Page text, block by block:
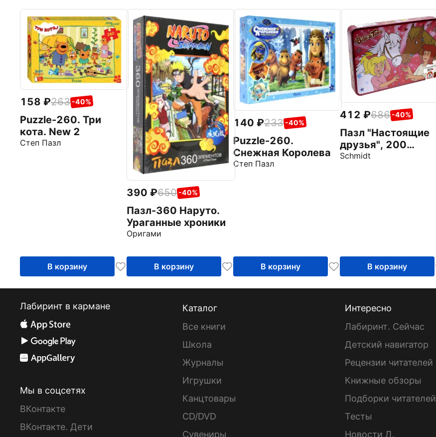
158 263 -40%
Puzzle-260. Три
кота. New 2
Степ Пазл
В корзину
390 650 -40%
Пазл-360 Наруто.
Ураганные хроники
Оригами
В корзину
140 233 -40%
Puzzle-260.
Снежная Королева
Степ Пазл
В корзину
412 686 -40%
Пазл "Настоящие
друзья", 200
элементов (55551)
Schmidt
В корзину
Лабиринт в кармане
Мы в соцсетях
ВКонтакте
ВКонтакте. Дети
Каталог
Все книги
Школа
Журналы
Игрушки
Канцтовары
CD/DVD
Сувениры
Интересно
Лабиринт. Сейчас
Детский навигатор
Рецензии читателей
Книжные обзоры
Подборки читателей
Тесты
Новости Л.